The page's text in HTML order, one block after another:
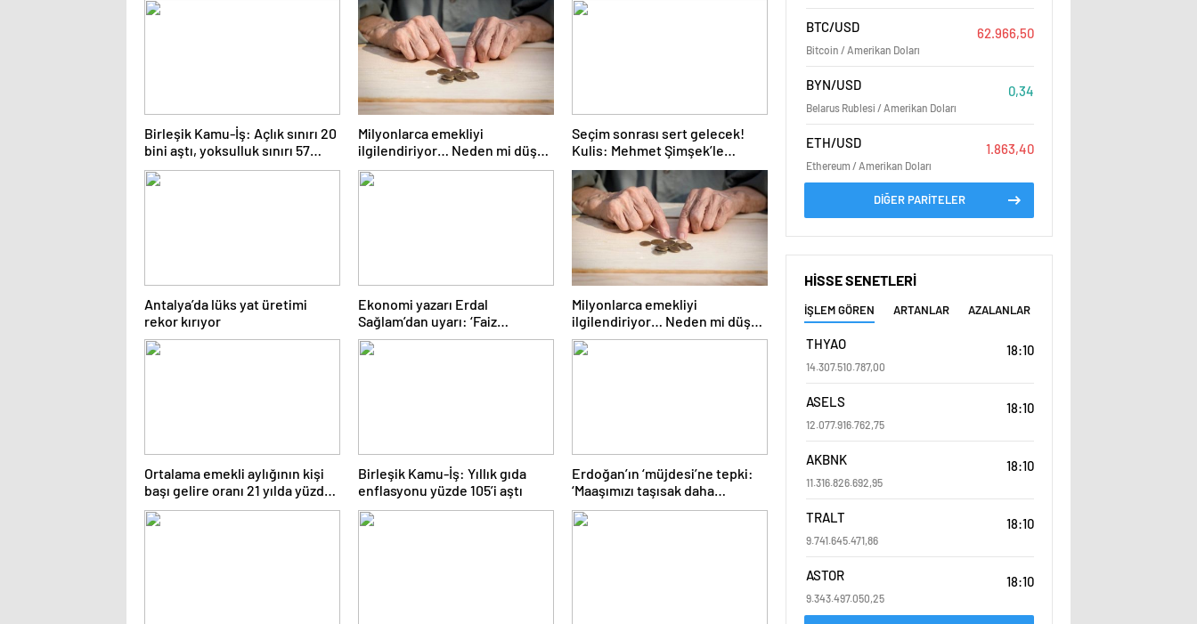
Birleşik Kamu-İş: Açlık sınırı 20
bini aştı, yoksulluk sınırı 57
bine dayandı!
Milyonlarca emekliyi
ilgilendiriyor… Neden mi düşük
maaş alıyorsunuz? Uzmanlar
anlattı
Seçim sonrası sert gelecek!
Kulis: Mehmet Şimşek’le
Erdoğan’ın ‘yoksulları
öldürdün’ tartışması
Antalya’da lüks yat üretimi
rekor kırıyor
Ekonomi yazarı Erdal
Sağlam’dan uyarı: ‘Faiz
oranlarına etkisini yarından
itibaren göreceğiz’
Milyonlarca emekliyi
ilgilendiriyor… Neden mi düşük
maaş alıyorsunuz? Uzmanlar
anlattı
Ortalama emekli aylığının kişi
başı gelire oranı 21 yılda yüzde
46’dan yüzde 28’e düştü:
İnsanca yaşam istediler
Birleşik Kamu-İş: Yıllık gıda
enflasyonu yüzde 105’i aştı
Erdoğan’ın ‘müjdesi’ne tepki:
‘Maaşımızı taşısak daha
fazlasını alıyoruz’
BTC/USD
Bitcoin / Amerikan Doları
62.966,50
BYN/USD
Belarus Rublesi / Amerikan Doları
0,34
ETH/USD
Ethereum / Amerikan Doları
1.863,40
DİĞER PARİTELER
HİSSE SENETLERİ
İŞLEM GÖREN ARTANLAR AZALANLAR
THYAO
14.307.510.787,00
18:10
ASELS
12.077.916.762,75
18:10
AKBNK
11.316.826.692,95
18:10
TRALT
9.741.645.471,86
18:10
ASTOR
9.343.497.050,25
18:10